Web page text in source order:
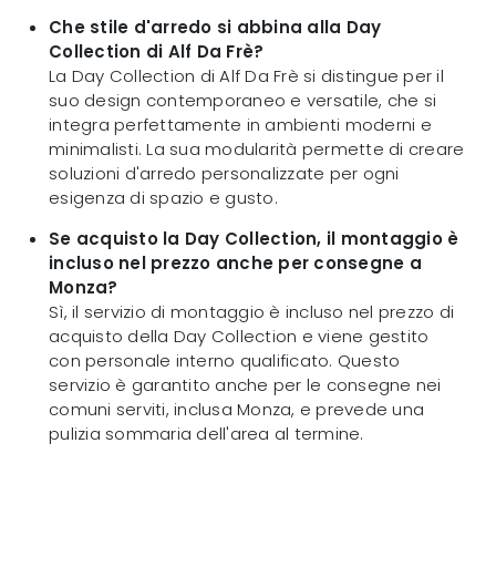
Che stile d'arredo si abbina alla Day
Collection di Alf Da Frè?
La Day Collection di Alf Da Frè si distingue per il
suo design contemporaneo e versatile, che si
integra perfettamente in ambienti moderni e
minimalisti. La sua modularità permette di creare
soluzioni d'arredo personalizzate per ogni
esigenza di spazio e gusto.
Se acquisto la Day Collection, il montaggio è
incluso nel prezzo anche per consegne a
Monza?
Sì, il servizio di montaggio è incluso nel prezzo di
acquisto della Day Collection e viene gestito
con personale interno qualificato. Questo
servizio è garantito anche per le consegne nei
comuni serviti, inclusa Monza, e prevede una
pulizia sommaria dell'area al termine.